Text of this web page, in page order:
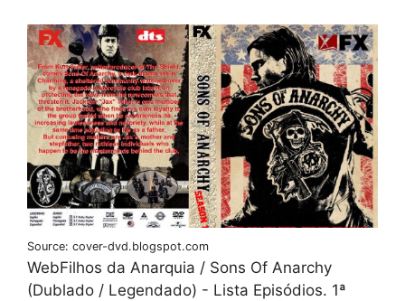
Source: cover-dvd.blogspot.com
WebFilhos da Anarquia / Sons Of Anarchy
(Dublado / Legendado) - Lista Episódios. 1ª